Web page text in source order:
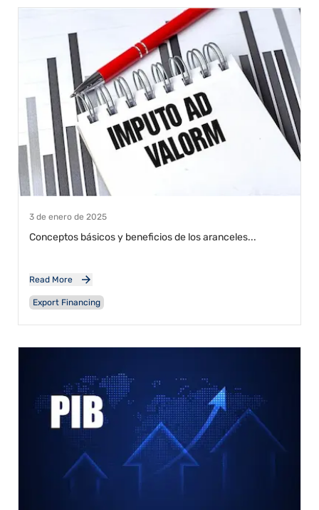
3 de enero de 2025
Conceptos básicos y beneficios de los aranceles...
Read More
Export Financing